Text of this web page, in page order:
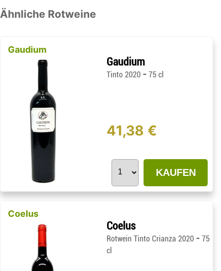
Ähnliche Rotweine
Gaudium
Gaudium
Tinto 2020 -75 cl
41,38 €
KAUFEN
Coelus
Coelus
Rotwein Tinto Crianza 2020 -75
cl